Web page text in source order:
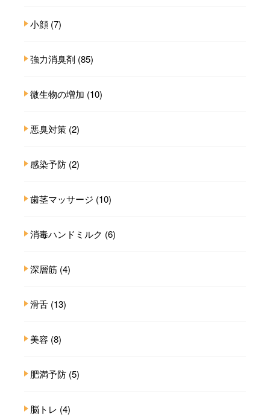
小顔 (7)
強力消臭剤 (85)
微生物の増加 (10)
悪臭対策 (2)
感染予防 (2)
歯茎マッサージ (10)
消毒ハンドミルク (6)
深層筋 (4)
滑舌 (13)
美容 (8)
肥満予防 (5)
脳トレ (4)